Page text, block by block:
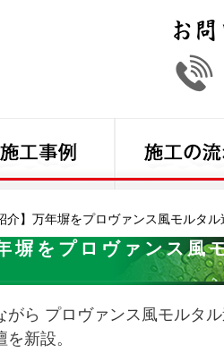
介】万年塀をプロヴァンス風モルタ
塀をプロヴァンス
ら プロヴァンス風モルタ
新設。